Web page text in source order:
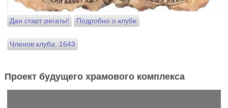
Дан старт регаты! Подробно о клубе
Членов клуба: 1643
Проект будущего храмового комплекса